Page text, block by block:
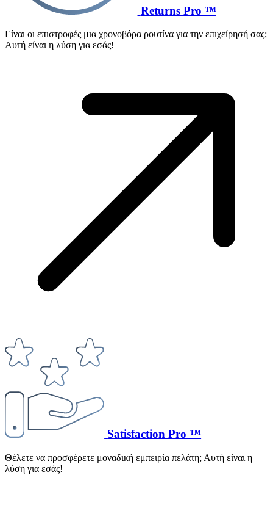
Returns Pro ™
Είναι οι επιστροφές μια χρονοβόρα ρουτίνα για την επιχείρησή σας;
Αυτή είναι η λύση για εσάς!
Satisfaction Pro ™
Θέλετε να προσφέρετε μοναδική εμπειρία πελάτη; Αυτή είναι η
λύση για εσάς!